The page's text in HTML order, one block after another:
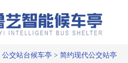
公交站台候车亭> 简约现代公交站亭